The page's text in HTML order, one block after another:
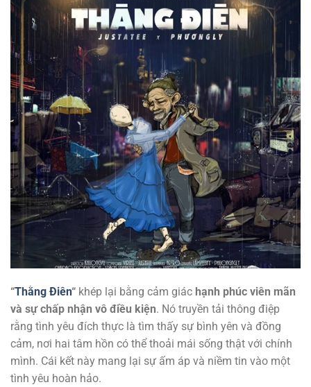
“Thằng Điên“ khép lại bằng cảm giác hạnh phúc viên mãn
và sự chấp nhận vô điều kiện. Nó truyền tải thông điệp
rằng tình yêu đích thực là tìm thấy sự bình yên và đồng
cảm, nơi hai tâm hồn có thể thoải mái sống thật với chính
mình. Cái kết này mang lại sự ấm áp và niềm tin vào một
tình yêu hoàn hảo.